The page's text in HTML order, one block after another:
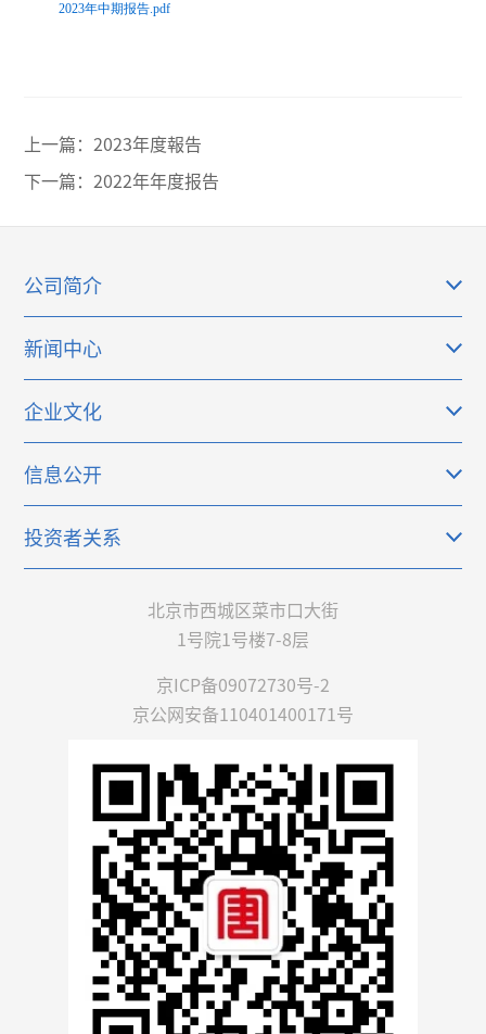
2023年中期报告.pdf
上一篇：2023年度報告
下一篇：2022年年度报告
北京市西城区菜市口大街
1号院1号楼7-8层
京ICP备09072730号-2
京公网安备110401400171号
公司简介
新闻中心
企业文化
信息公开
投资者关系